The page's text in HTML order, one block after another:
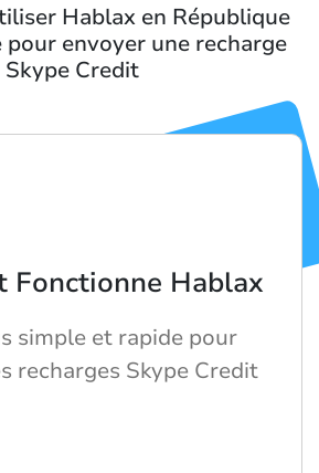
Hablax en République
envoyer une recharge
Skype Credit
Fonctionne Hablax
simple et rapide pour
recharges Skype Credit